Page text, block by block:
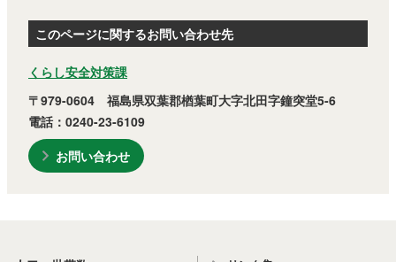
このページに関するお問い合わせ先
くらし安全対策課
〒979-0604 福島県双葉郡楢葉町大字北田字鐘突堂5-6
電話：0240-23-6109
お問い合わせ